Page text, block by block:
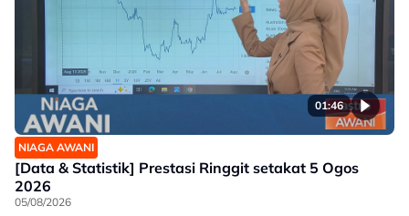
01:46
NIAGA AWANI
[Data & Statistik] Prestasi Ringgit setakat 5 Ogos
2026
05/08/2026